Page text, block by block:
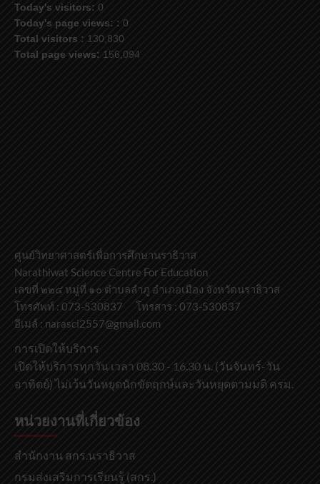
Today's visitors: 0
Today's page views: : 0
Total visitors : 130,830
Total page views: 156,094
ศูนย์วิทยาศาสตร์เพื่อการศึกษานราธิวาส
Narathiwat Science Centre For Education
เลขที่ ๒๒๔ หมู่ที่ ๑๐ ตำบลลำภู อำเภอเมือง จังหวัดนราธิวาส
โทรศัพท์ : 073-530837 โทรสาร : 073-530837
อีเมล์ : narasci2557@gmail.com
การเปิดให้บริการ
เปิดให้บริการทุกวัน เวลา 08.30 - 16.30 น. (วันจันทร์-วัน
อาทิตย์) ไม่เว้นวันหยุดนักขัตฤกษ์และวันหยุดตามมติ ครม.
หน่วยงานที่เกี่ยวข้อง
สำนักงาน สกร.นราธิวาส
กรมส่งเสริมการเรียนรู้ (สกร.)